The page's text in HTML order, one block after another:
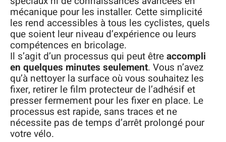
mécanique pour les installer. Cette simplicité
les rend accessibles à tous les cyclistes, quels
que soient leur niveau d’expérience ou leurs
compétences en bricolage.
Il s’agit d’un processus qui peut êtreaccompli
en quelques minutes seulement. Vous n’avez
qu’à nettoyer la surface où vous souhaitez les
fixer, retirer le film protecteur de l’adhésif et
presser fermement pour les fixer en place. Le
processus est rapide, sans traces et ne
nécessite pas de temps d’arrêt prolongé pour
votre vélo.